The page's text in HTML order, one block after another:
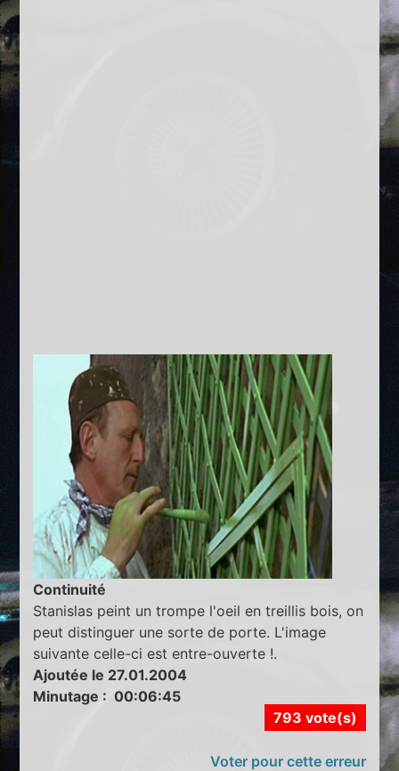
Continuité
Stanislas peint un trompe l'oeil en treillis bois, on
peut distinguer une sorte de porte. L'image
suivante celle-ci est entre-ouverte !.
Ajoutée le 27.01.2004
Minutage : 00:06:45
793 vote(s)
Voter pour cette erreur